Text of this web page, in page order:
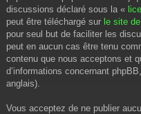
discussions déclaré sous la «
peut être téléchargé sur le site
pour seul but de faciliter les
peut en aucun cas être tenu
contenu que nous acceptons et
d’informations concernant
anglais).
Vous acceptez de ne publier